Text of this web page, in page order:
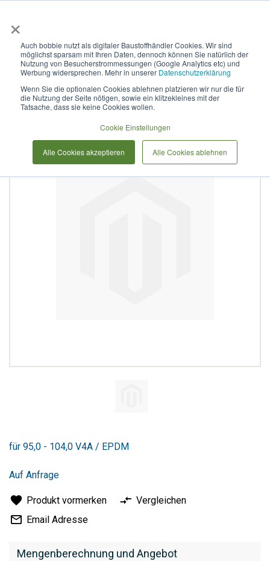
×
Auch bobbie nutzt als digitaler Baustoffhändler Cookies. Wir sind
möglichst sparsam mit Ihren Daten, dennoch können Sie natürlich der
Nutzung von Besucherstrommessungen (Google Analytics etc) und
Werbung widersprechen. Mehr in unserer Datenschutzerklärung
Wenn Sie die optionalen Cookies ablehnen platzieren wir nur die für
die Nutzung der Seite nötigen, sowie ein klitzekleines mit der
Tatsache, dass sie keine Cookies wollen.
Cookie Einstellungen
Alle Cookies akzeptieren Alle Cookies ablehnen
Curaflex D mit DPS DN 150
für 95,0 - 104,0 V4A / EPDM
Bildergalerie
springen
der
springen
Mengenberechnung und Angebot
für 95,0 - 104,0 V4A / EPDM
Auf Anfrage
Produkt vormerken
Vergleichen
Email Adresse